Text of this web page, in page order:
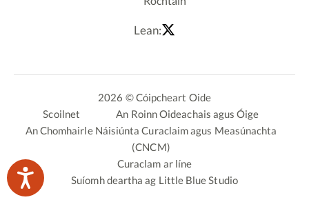
Lean:
2026 © Cóipcheart Oide
Scoilnet
An Roinn Oideachais agus Óige
An Chomhairle Náisiúnta Curaclaim agus Measúnachta
(CNCM)
Curaclam ar líne
Suíomh deartha ag Little Blue Studio